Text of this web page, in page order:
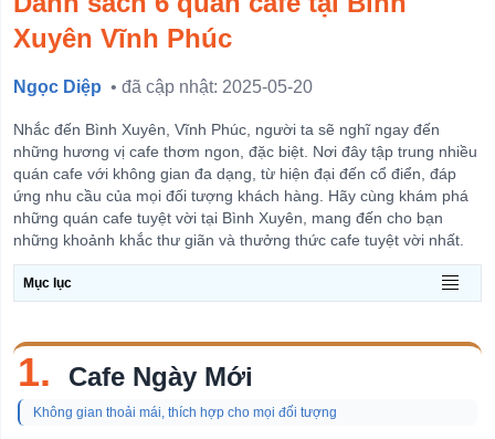
Quận 4
Quận 3
Quận 5
Quận Đống Đa
Quận Hai Bà Trưng
Quận Hoàn Kiếm
View more
Chủ
Xuyên Vĩnh Phúc
Ngọc Diệp • đã cập nhật: 2025-05-20
Nhắc đến Bình Xuyên, Vĩnh Phúc, người ta sẽ nghĩ ngay đến
những hương vị cafe thơm ngon, đặc biệt. Nơi đây tập trung nhiều
quán cafe với không gian đa dạng, từ hiện đại đến cổ điển, đáp
ứng nhu cầu của mọi đối tượng khách hàng. Hãy cùng khám phá
những quán cafe tuyệt vời tại Bình Xuyên, mang đến cho bạn
những khoảnh khắc thư giãn và thưởng thức cafe tuyệt vời nhất.
Mục lục
1. Cafe Ngày Mới
Không gian thoải mái, thích hợp cho mọi đối tượng